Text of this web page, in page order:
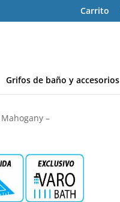
Carrito
Grifos de baño y accesorios
–